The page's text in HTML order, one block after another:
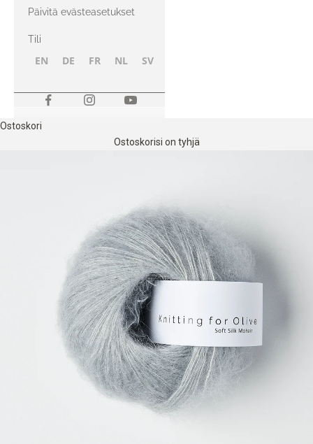
kanssa
Päivitä evästeasetukset
Tili
EN DE FR NL SV
Ostoskori
Ostoskorisi on tyhjä